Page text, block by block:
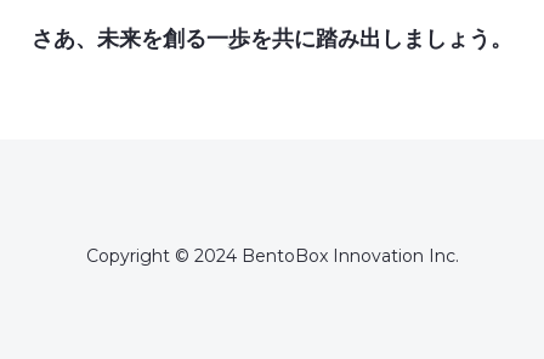
さあ、未来を創る一歩を共に踏み出しましょう。
Copyright © 2024 BentoBox Innovation Inc.